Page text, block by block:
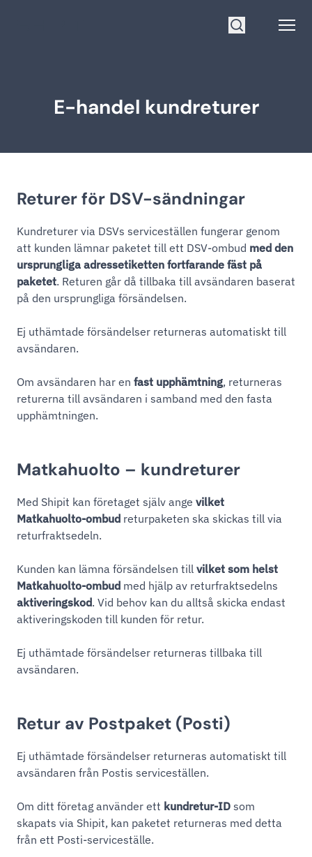
E-handel kundreturer
Returer för DSV-sändningar
Kundreturer via DSVs serviceställen fungerar genom
att kunden lämnar paketet till ett DSV-ombud med den
ursprungliga adressetiketten fortfarande fäst på
paketet. Returen går då tillbaka till avsändaren baserat
på den ursprungliga försändelsen.
Ej uthämtade försändelser returneras automatiskt till
avsändaren.
Om avsändaren har en fast upphämtning, returneras
returerna till avsändaren i samband med den fasta
upphämtningen.
Matkahuolto – kundreturer
Med Shipit kan företaget själv ange vilket
Matkahuolto-ombud returpaketen ska skickas till via
returfraktsedeln.
Kunden kan lämna försändelsen till vilket som helst
Matkahuolto-ombud med hjälp av returfraktsedelns
aktiveringskod. Vid behov kan du alltså skicka endast
aktiveringskoden till kunden för retur.
Ej uthämtade försändelser returneras tillbaka till
avsändaren.
Retur av Postpaket (Posti)
Ej uthämtade försändelser returneras automatiskt till
avsändaren från Postis serviceställen.
Om ditt företag använder ett kundretur-ID som
skapats via Shipit, kan paketet returneras med detta
från ett Posti-serviceställe.